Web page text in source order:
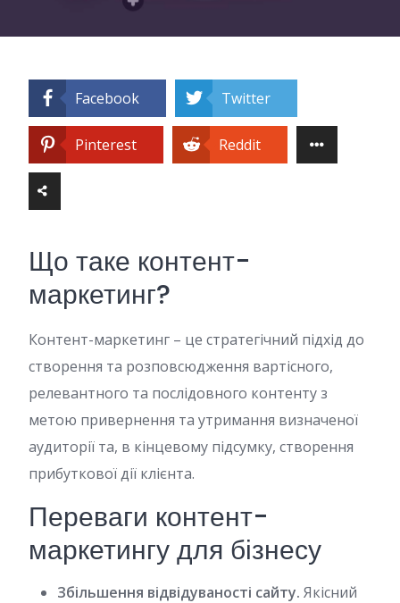
Facebook Twitter
Pinterest Reddit
Що таке контент-
маркетинг?
Контент-маркетинг – це стратегічний підхід до
створення та розповсюдження вартісного,
релевантного та послідовного контенту з
метою привернення та утримання визначеної
аудиторії та, в кінцевому підсумку, створення
прибуткової дії клієнта.
Переваги контент-
маркетингу для бізнесу
Збільшення відвідуваності сайту. Якісний